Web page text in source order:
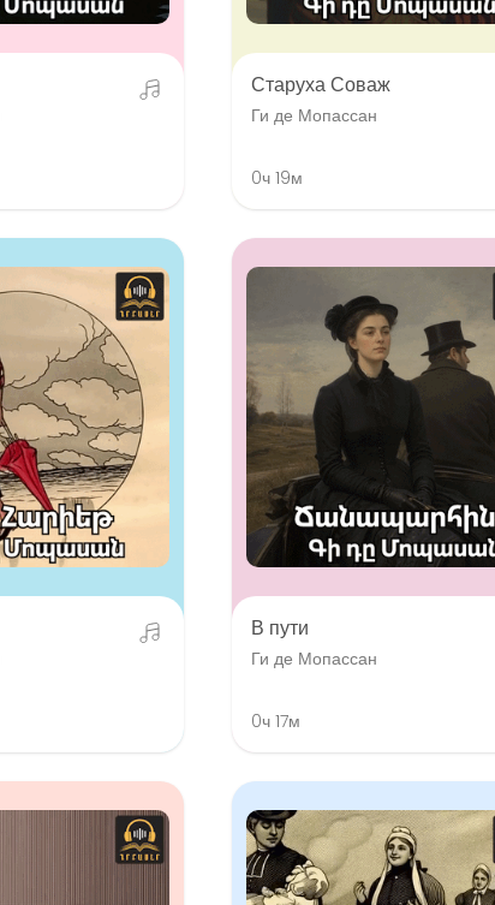
Старуха Соваж
Ги де Мопассан
0ч 19м
В пути
Ги де Мопассан
0ч 17м